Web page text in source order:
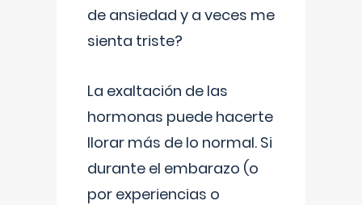
de ansiedad y a veces me
sienta triste?
La exaltación de las
hormonas puede hacerte
llorar más de lo normal. Si
durante el embarazo (o
por experiencias o